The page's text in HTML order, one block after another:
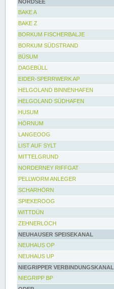
NORDSEE
BAKE A
BAKE Z
BORKUM FISCHERBALJE
BORKUM SÜDSTRAND
BÜSUM
DAGEBÜLL
EIDER-SPERRWERK AP
HELGOLAND BINNENHAFEN
HELGOLAND SÜDHAFEN
HUSUM
HÖRNUM
LANGEOOG
LIST AUF SYLT
MITTELGRUND
NORDERNEY RIFFGAT
PELLWORM ANLEGER
SCHARHÖRN
SPIEKEROOG
WITTDÜN
ZEHNERLOCH
NEUHAUSER SPEISEKANAL
NEUHAUS OP
NEUHAUS UP
NIEGRIPPER VERBINDUNGSKANAL
NIEGRIPP BP